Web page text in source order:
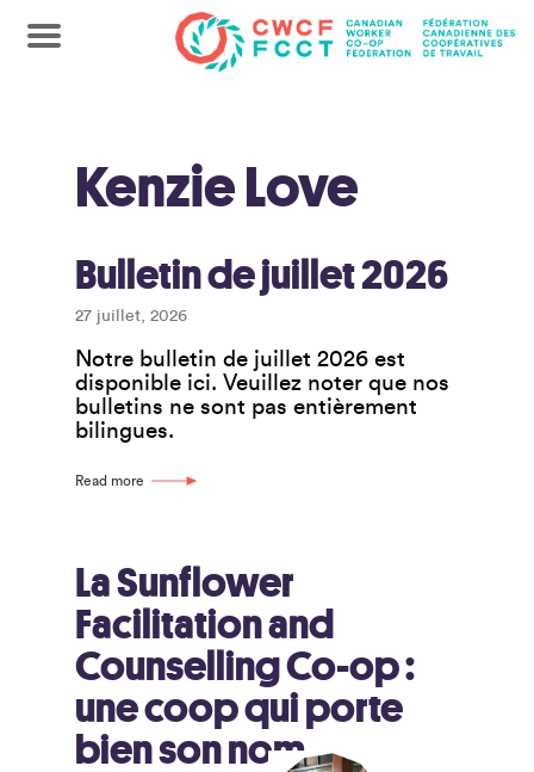
Kenzie Love
Bulletin de juillet 2026
27 juillet, 2026
Notre bulletin de juillet 2026 est
disponible ici. Veuillez noter que nos
bulletins ne sont pas entièrement
bilingues.
Read more
La Sunflower
Facilitation and
Counselling Co-op :
une coop qui porte
bien son nom